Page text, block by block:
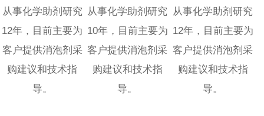
从事化学助剂研究
12年，目前主要为
客户提供消泡剂采
购建议和技术指
导。
从事化学助剂研究
10年，目前主要为
客户提供消泡剂采
购建议和技术指
导。
从事化学助剂研究
12年，目前主要为
客户提供消泡剂采
购建议和技术指
导。